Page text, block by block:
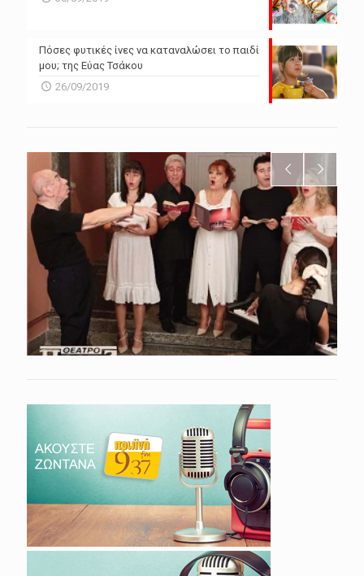
Πόσες φυτικές ίνες να καταναλώσει το παιδί
μου; της Εύας Τσάκου
26/09/2019